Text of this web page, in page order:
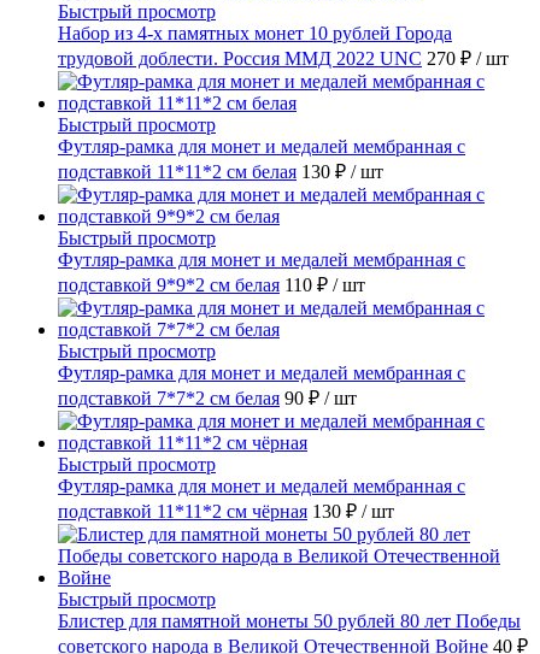
Быстрый просмотр
Набор из 4-х памятных монет 10 рублей Города
трудовой доблести. Россия ММД 2022 UNC 270 ₽ / шт
Быстрый просмотр
Футляр-рамка для монет и медалей мембранная с
подставкой 11*11*2 см белая 130 ₽ / шт
Быстрый просмотр
Футляр-рамка для монет и медалей мембранная с
подставкой 9*9*2 см белая 110 ₽ / шт
Быстрый просмотр
Футляр-рамка для монет и медалей мембранная с
подставкой 7*7*2 см белая 90 ₽ / шт
Быстрый просмотр
Футляр-рамка для монет и медалей мембранная с
подставкой 11*11*2 см чёрная 130 ₽ / шт
Быстрый просмотр
Блистер для памятной монеты 50 рублей 80 лет Победы
советского народа в Великой Отечественной Войне 40 ₽